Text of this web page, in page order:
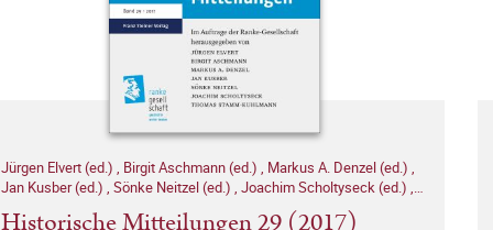
Jürgen Elvert (ed.) , Birgit Aschmann (ed.) , Markus A. Denzel (ed.) ,
Jan Kusber (ed.) , Sönke Neitzel (ed.) , Joachim Scholtyseck (ed.) ,